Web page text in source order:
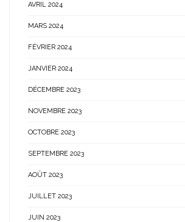
AVRIL 2024
MARS 2024
FÉVRIER 2024
JANVIER 2024
DÉCEMBRE 2023
NOVEMBRE 2023
OCTOBRE 2023
SEPTEMBRE 2023
AOÛT 2023
JUILLET 2023
JUIN 2023